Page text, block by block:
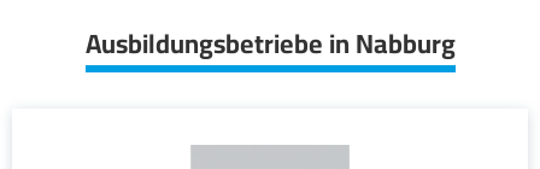
Ausbildungsbetriebe in Nabburg